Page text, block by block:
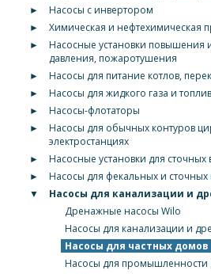
►
Насосы с инвертором
►
Химическая и нефтехимическая
►
Насосные установки повышения
давления, пожаротушения
►
Насосы для питание котлов,
►
Насосы для жидкого газа и
►
Насосы-флотаторы
►
Насосы для обычных контуров
электростанциях
►
Насосные установки для сточных
►
Насосы для фекальных и сточных
▼
Насосы для канализации и
Дренажные насосы Wilo
Насосы для канализации и
Насосы для частных домов
Насосы для промышленности